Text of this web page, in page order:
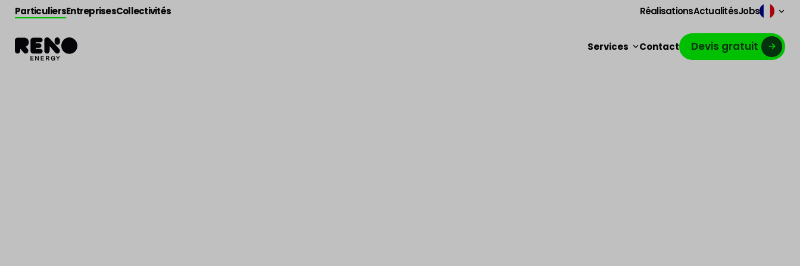
ParticuliersEntreprisesCollectivités RéalisationsActualitésJobs
Services Contact Devis gratuit